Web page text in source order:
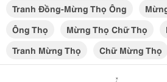
Tranh Đồng-Mừng Thọ Ông
Ông Thọ
Mừng Thọ Chữ Thọ
Tranh Mừng Thọ
Chữ Mừng Thọ